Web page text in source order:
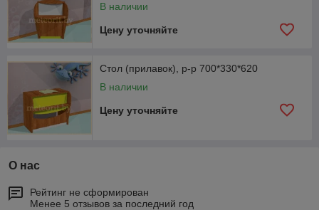
В наличии
Цену уточняйте
Стол (прилавок), р-р 700*330*620
В наличии
Цену уточняйте
О нас
Рейтинг не сформирован
Менее 5 отзывов за последний год